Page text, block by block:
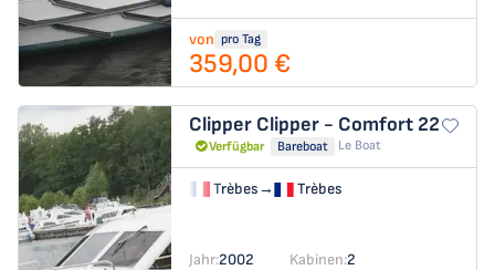
von pro Tag
359,00 €
Clipper Clipper - Comfort 22
Verfügbar Bareboat Le Boat
Trèbes→ Trèbes
Jahr:2002 Kabinen:2